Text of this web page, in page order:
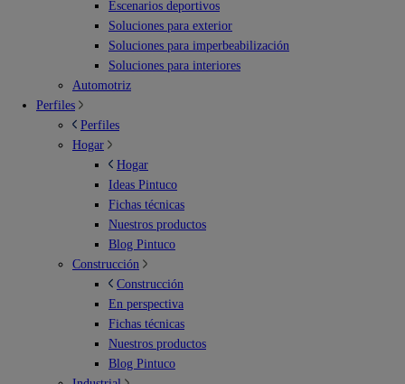
Escenarios deportivos
Soluciones para exterior
Soluciones para imperbeabilización
Soluciones para interiores
Automotriz
Perfiles
Perfiles
Hogar
Hogar
Ideas Pintuco
Fichas técnicas
Nuestros productos
Blog Pintuco
Construcción
Construcción
En perspectiva
Fichas técnicas
Nuestros productos
Blog Pintuco